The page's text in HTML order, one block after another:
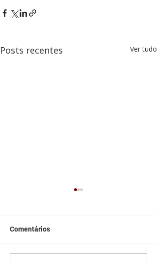
Posts recentes Ver tudo
Comentários